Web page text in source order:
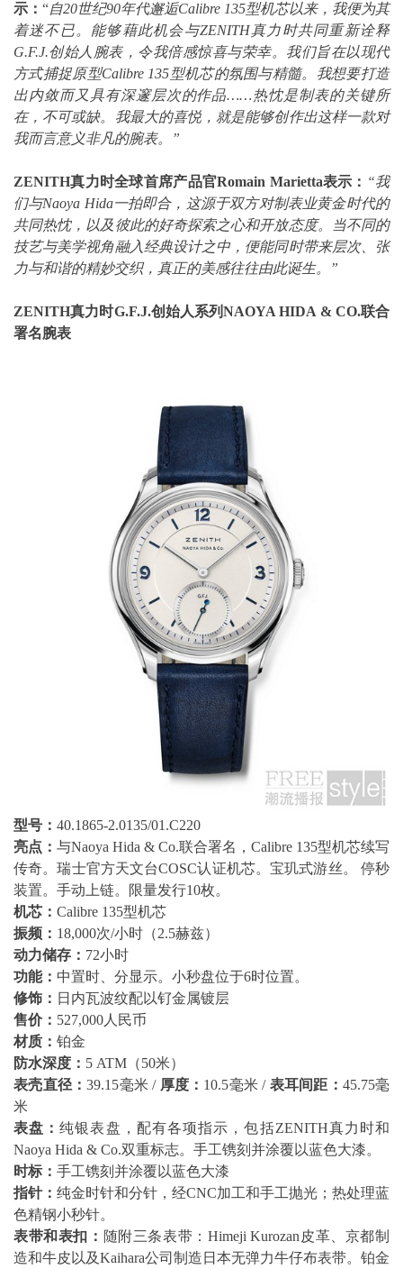
示： “自20世纪90年代邂逅Calibre 135型机芯以来，我便为其
着迷不已。能够藉此机会与ZENITH真力时共同重新诠释
G.F.J.创始人腕表，令我倍感惊喜与荣幸。我们旨在以现代
方式捕捉原型Calibre 135型机芯的氛围与精髓。我想要打造
出内敛而又具有深邃层次的作品……热忱是制表的关键所
在，不可或缺。我最大的喜悦，就是能够创作出这样一款对
我而言意义非凡的腕表。”
ZENITH真力时全球首席产品官Romain Marietta表示： “我
们与Naoya Hida一拍即合，这源于双方对制表业黄金时代的
共同热忱，以及彼此的好奇探索之心和开放态度。当不同的
技艺与美学视角融入经典设计之中，便能同时带来层次、张
力与和谐的精妙交织，真正的美感往往由此诞生。”
ZENITH真力时G.F.J.创始人系列NAOYA HIDA & CO.联合
署名腕表
型号： 40.1865-2.0135/01.C220
亮点： 与Naoya Hida & Co.联合署名，Calibre 135型机芯续写
传奇。瑞士官方天文台COSC认证机芯。宝玑式游丝。 停秒
装置。手动上链。限量发行10枚。
机芯： Calibre 135型机芯
振频： 18,000次/小时（2.5赫兹）
动力储存： 72小时
功能： 中置时、分显示。小秒盘位于6时位置。
修饰： 日内瓦波纹配以钌金属镀层
售价： 527,000人民币
材质： 铂金
防水深度： 5 ATM（50米）
表壳直径：39.15毫米 / 厚度： 10.5毫米 / 表耳间距： 45.75毫
米
表盘：纯银表盘，配有各项指示，包括ZENITH真力时和
Naoya Hida & Co.双重标志。手工镌刻并涂覆以蓝色大漆。
时标： 手工镌刻并涂覆以蓝色大漆
指针： 纯金时针和分针，经CNC加工和手工抛光；热处理蓝
色精钢小秒针。
表带和表扣： 随附三条表带：Himeji Kurozan皮革、京都制
造和牛皮以及Kaihara公司制造日本无弹力牛仔布表带。铂金